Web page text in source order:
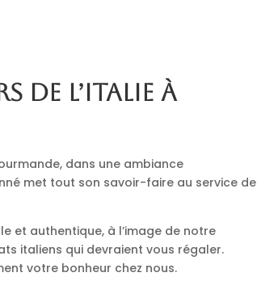
de l’Italie à
dans une ambiance
met tout son savoir-faire au service de
et authentique, à l’image de notre
italiens qui devraient vous régaler.
votre bonheur chez nous.